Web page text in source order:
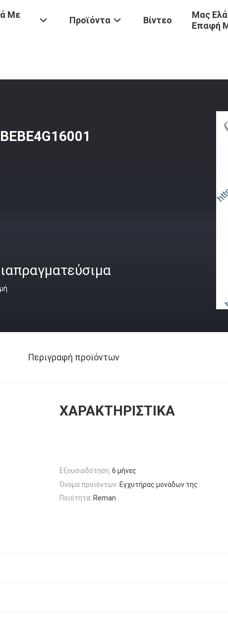
Με
Προϊόντα Βίντεο
Μας
Επαφή
Περιγραφή προϊόντων
ΧΑΡΑΚΤΗΡΙΣΤΙΚΆ
Εξουσιοδότηση: 6 μήνες
Όνομα προϊόντων: Εγχυτήρας μονάδων της
Ποιότητα: Reman